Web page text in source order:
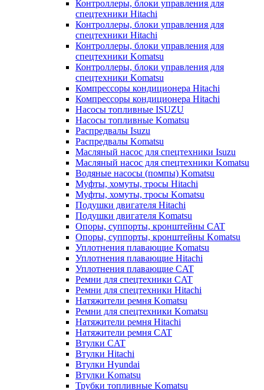
Контроллеры, блоки управления для
спецтехники Hitachi
Контроллеры, блоки управления для
спецтехники Hitachi
Контроллеры, блоки управления для
спецтехники Komatsu
Контроллеры, блоки управления для
спецтехники Komatsu
Компрессоры кондиционера Hitachi
Компрессоры кондиционера Hitachi
Насосы топливные ISUZU
Насосы топливные Komatsu
Распредвалы Isuzu
Распредвалы Komatsu
Масляный насос для спецтехники Isuzu
Масляный насос для спецтехники Komatsu
Водяные насосы (помпы) Komatsu
Муфты, хомуты, тросы Hitachi
Муфты, хомуты, тросы Komatsu
Подушки двигателя Hitachi
Подушки двигателя Komatsu
Опоры, суппорты, кронштейны CAT
Опоры, суппорты, кронштейны Komatsu
Уплотнения плавающие Komatsu
Уплотнения плавающие Hitachi
Уплотнения плавающие CAT
Ремни для спецтехники CAT
Ремни для спецтехники Hitachi
Натяжители ремня Komatsu
Ремни для спецтехники Komatsu
Натяжители ремня Hitachi
Натяжители ремня CAT
Втулки CAT
Втулки Hitachi
Втулки Hyundai
Втулки Komatsu
Трубки топливные Komatsu